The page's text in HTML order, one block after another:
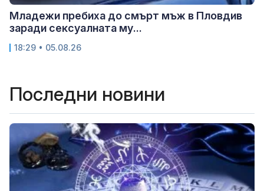
Младежи пребиха до смърт мъж в Пловдив
заради сексуалната му...
18:29 • 05.08.26
Последни новини